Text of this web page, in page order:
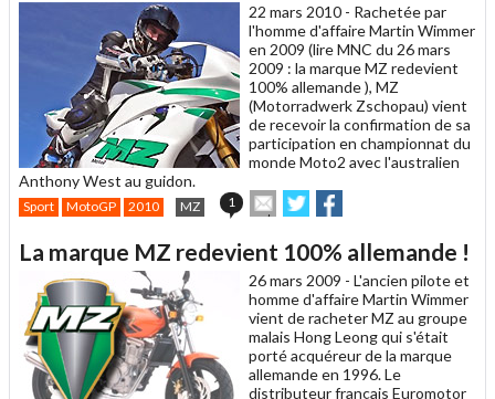
22 mars 2010 - Rachetée par
l'homme d'affaire Martin Wimmer
en 2009 (lire MNC du 26 mars
2009 : la marque MZ redevient
100% allemande ), MZ
(Motorradwerk Zschopau) vient
de recevoir la confirmation de sa
participation en championnat du
monde Moto2 avec l'australien
Anthony West au guidon.
Sport MotoGP 2010 MZ 1
Envoyer
cet
à
un
ami
Partager
sur sur
La marque MZ redevient 100% allemande !
26 mars 2009 - L'ancien pilote et
homme d'affaire Martin Wimmer
vient de racheter MZ au groupe
malais Hong Leong qui s'était
porté acquéreur de la marque
allemande en 1996. Le
distributeur français Euromotor